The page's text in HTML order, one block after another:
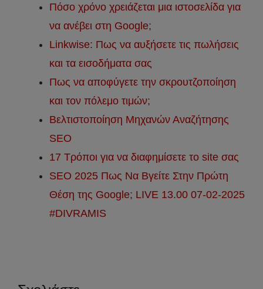
Πόσο χρόνο χρειάζεται μια ιστοσελίδα για
να ανέβει στη Google;
Linkwise: Πως να αυξήσετε τις πωλήσεις
και τα εισοδήματα σας
Πως να αποφύγετε την σκρουτζοποίηση
και τον πόλεμο τιμών;
Βελτιστοποίηση Μηχανών Αναζήτησης
SEO
17 Τρόποι για να διαφημίσετε το site σας
SEO 2025 Πως Να Βγείτε Στην Πρώτη
Θέση της Google; LIVE 13.00 07-02-2025
#DIVRAMIS